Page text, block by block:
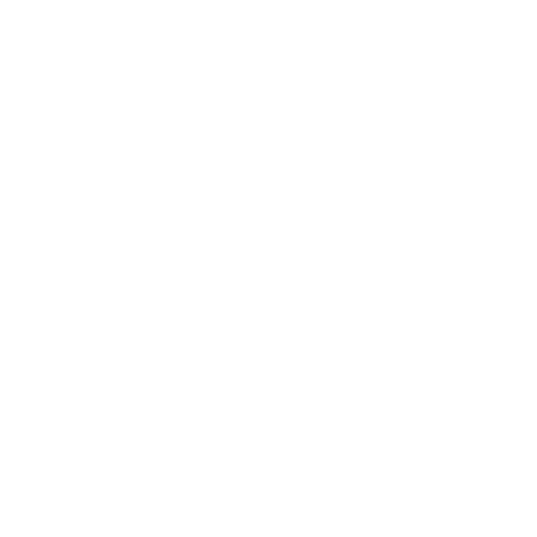
です。
ありません。
です。